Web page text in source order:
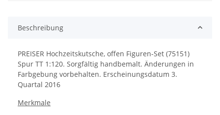
Beschreibung
PREISER Hochzeitskutsche, offen Figuren-Set (75151)
Spur TT 1:120. Sorgfältig handbemalt. Änderungen in
Farbgebung vorbehalten. Erscheinungsdatum 3.
Quartal 2016
Merkmale